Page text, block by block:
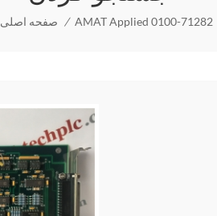
صفحه اصلی / AMAT Applied 0100-71282